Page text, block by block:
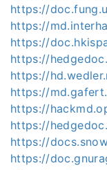
https://
https://
https://
https://
https://
https://
https://
https://
https://
https://